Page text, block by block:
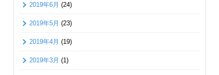
2019年6月 (24)
2019年5月 (23)
2019年4月 (19)
2019年3月 (1)